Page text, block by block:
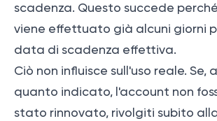
scadenza. Questo succede
viene effettuato già alcuni giorni
data di scadenza effettiva.
Ciò non influisce sull'uso reale. Se,
quanto indicato, l'account non
stato rinnovato, rivolgiti subito